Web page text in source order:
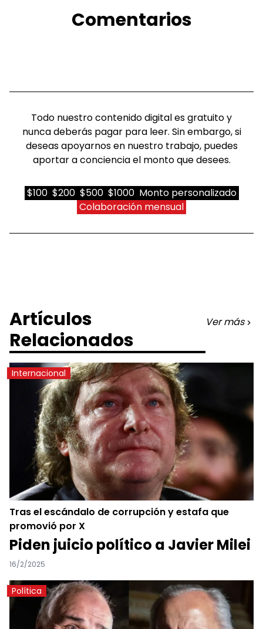
Comentarios
Todo nuestro contenido digital es gratuito y
nunca deberás pagar para leer. Sin embargo, si
deseas apoyarnos en nuestro trabajo, puedes
aportar a conciencia el monto que desees.
$100 $200 $500 $1000 Monto personalizado
Colaboración mensual
Artículos
Relacionados
Ver más
Internacional
Tras el escándalo de corrupción y estafa que
promovió por X
Piden juicio político a Javier Milei
16/2/2025
Política